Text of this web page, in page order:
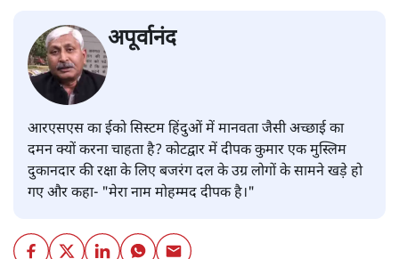
अपूर्वानंद
आरएसएस का ईको सिस्टम हिंदुओं में मानवता जैसी अच्छाई का
दमन क्यों करना चाहता है? कोटद्वार में दीपक कुमार एक मुस्लिम
दुकानदार की रक्षा के लिए बजरंग दल के उग्र लोगों के सामने खड़े हो
गए और कहा- "मेरा नाम मोहम्मद दीपक है।"